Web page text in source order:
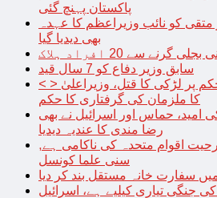
پاکستان پہنچ گئی
متقی کو نائب وزیراعظم کا عہدہ
بھی دیدیا گیا
گرنے سے 20 افراد ہلاک
سابق وزیر دفاع کو 7 سال قید
< > کوہستان میں جرگے کے حکم پر لڑکی کا قتل، وزیراعلیٰ
کا ملزمان کی گرفتاری کا حکم
امید، حماس اور اسرائیل نے بھی
رضا مندی کا عندیہ دیدیا
اقوام متحدہ کی ناکامی ہے,
سنی علما کونسل
میں سفارت خانہ مستقل بند کر دیا
جنگی تیاری کیلیے ہے، اسرائیل